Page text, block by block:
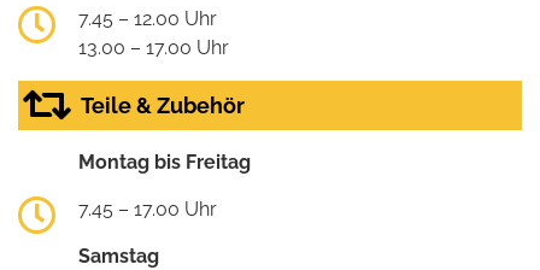
7.45 – 12.00 Uhr
13.00 – 17.00 Uhr
Teile & Zubehör
Montag bis Freitag
7.45 – 17.00 Uhr
Samstag